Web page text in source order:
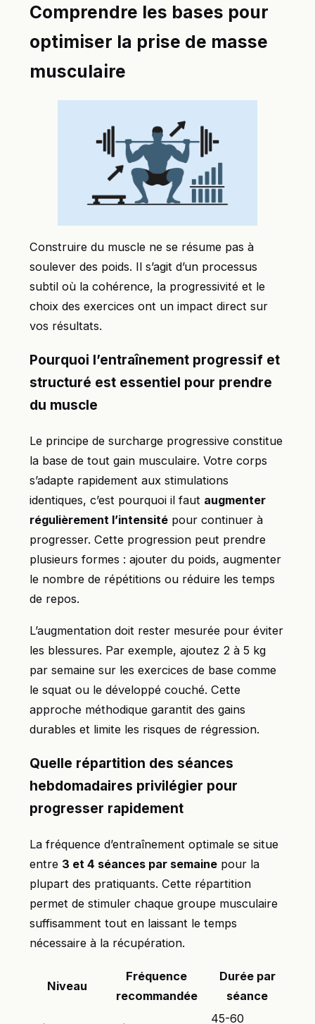
Comprendre les bases pour
optimiser la prise de masse
musculaire
Construire du muscle ne se résume pas à
soulever des poids. Il s’agit d’un processus
subtil où la cohérence, la progressivité et le
choix des exercices ont un impact direct sur
vos résultats.
Pourquoi l’entraînement progressif et
structuré est essentiel pour prendre
du muscle
Le principe de surcharge progressive constitue
la base de tout gain musculaire. Votre corps
s’adapte rapidement aux stimulations
identiques, c’est pourquoi il faut augmenter
régulièrement l’intensité pour continuer à
progresser. Cette progression peut prendre
plusieurs formes : ajouter du poids, augmenter
le nombre de répétitions ou réduire les temps
de repos.
L’augmentation doit rester mesurée pour éviter
les blessures. Par exemple, ajoutez 2 à 5 kg
par semaine sur les exercices de base comme
le squat ou le développé couché. Cette
approche méthodique garantit des gains
durables et limite les risques de régression.
Quelle répartition des séances
hebdomadaires privilégier pour
progresser rapidement
La fréquence d’entraînement optimale se situe
entre 3 et 4 séances par semaine pour la
plupart des pratiquants. Cette répartition
permet de stimuler chaque groupe musculaire
suffisamment tout en laissant le temps
nécessaire à la récupération.
Niveau
Fréquence
recommandée
Durée par
séance
45-60